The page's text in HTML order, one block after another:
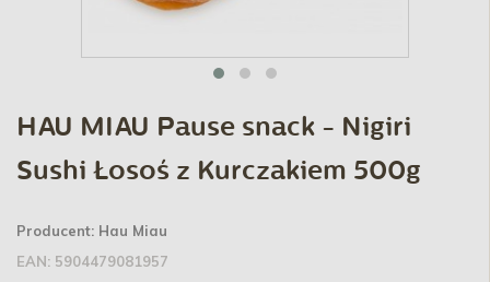
HAU MIAU Pause snack - Nigiri
Sushi Łosoś z Kurczakiem 500g
Producent: Hau Miau
EAN: 5904479081957